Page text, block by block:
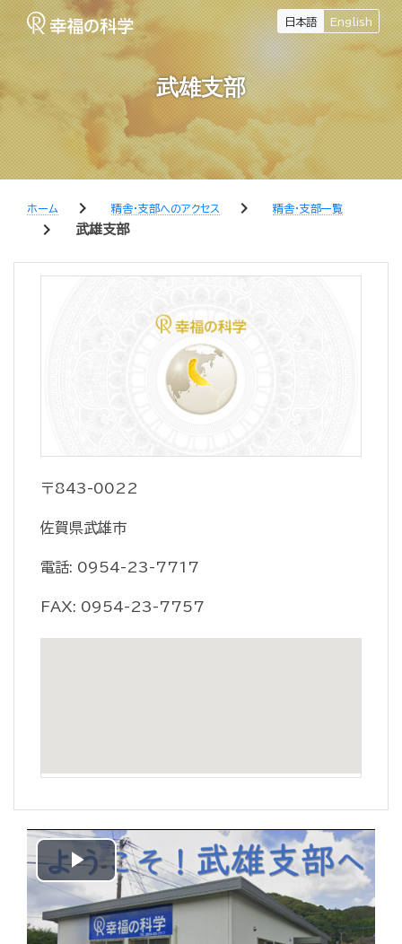
日本語 English
武雄支部
ホーム chevron_right 精舎・支部へのアクセス chevron_right 精舎・支部一覧
chevron_right 武雄支部
〒843-0022
佐賀県武雄市
電話: 0954-23-7717
FAX: 0954-23-7757
Play
Video